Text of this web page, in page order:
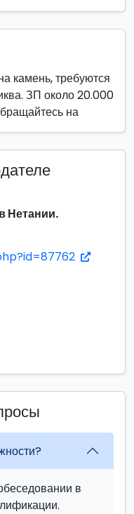
камень, требуются
ЗП около 20.000
на
Нетании.
в